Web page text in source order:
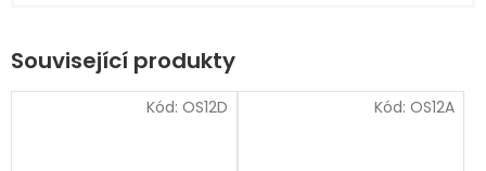
Související produkty
Kód: OS12D Kód: OS12A